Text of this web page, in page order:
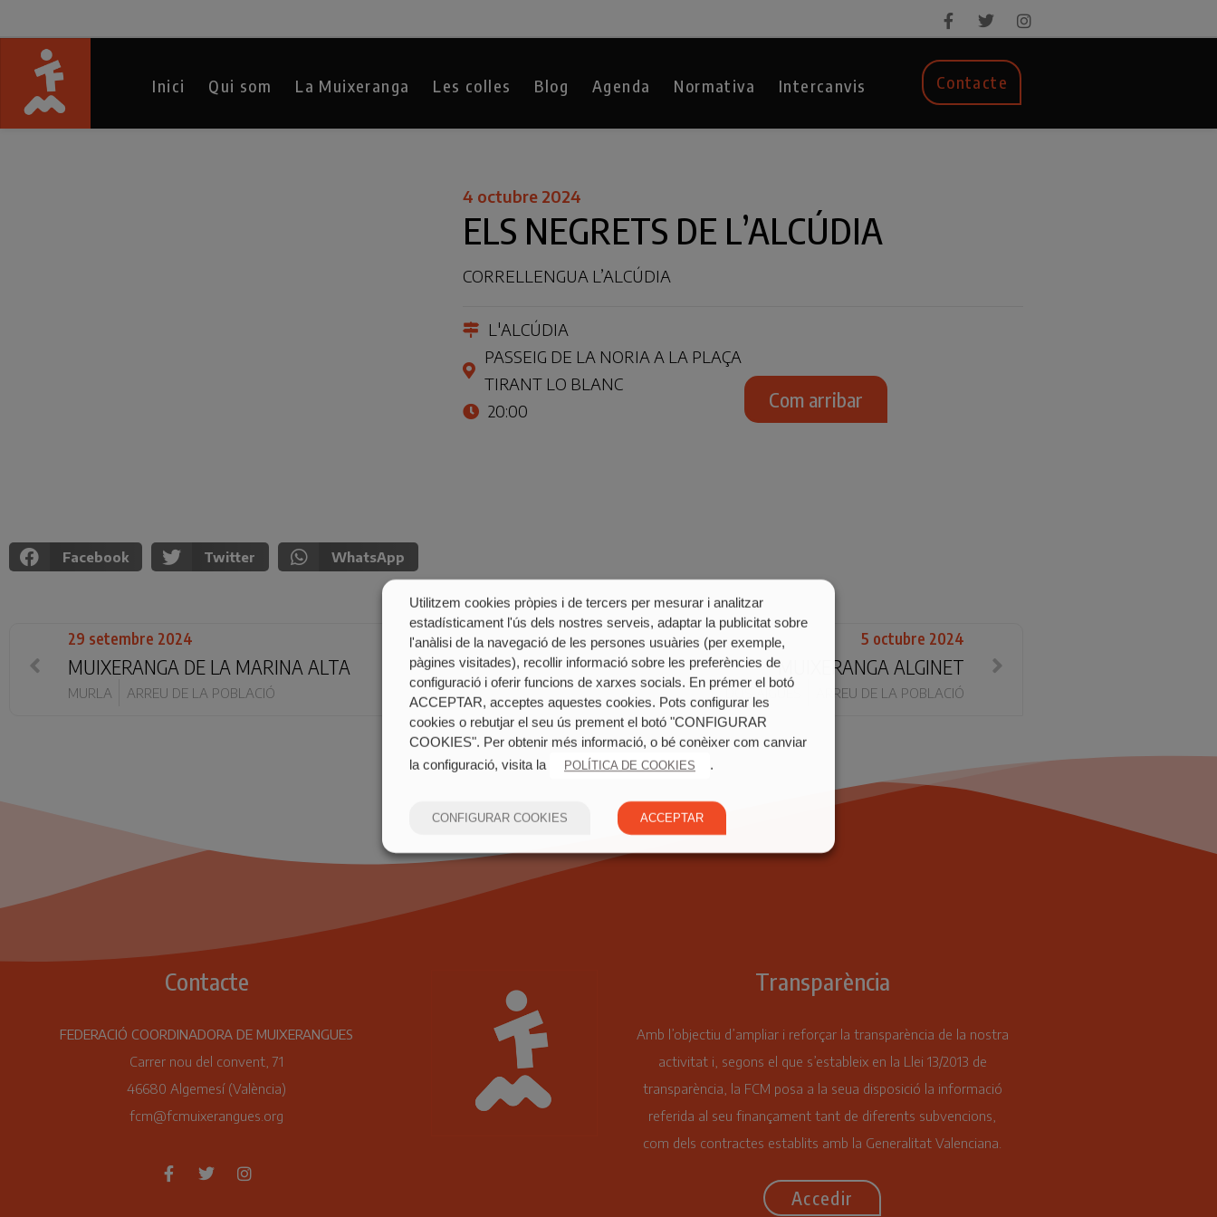
Inici Qui som La Muixeranga Les colles Blog Agenda Normativa Intercanvis Contacte
4 octubre 2024
ELS NEGRETS DE L’ALCÚDIA
CORRELLENGUA L’ALCÚDIA
L'ALCÚDIA
PASSEIG DE LA NORIA A LA PLAÇA
TIRANT LO BLANC
20:00
Com arribar
Facebook Twitter WhatsApp
29 setembre 2024
MUIXERANGA DE LA MARINA ALTA
MURLA ARREU DE LA POBLACIÓ
5 octubre 2024
MUIXERANGA ALGINET
DOS AIGÜES ARREU DE LA POBLACIÓ
Contacte
FEDERACIÓ COORDINADORA DE MUIXERANGUES
Carrer nou del convent, 71
46680 Algemesí (València)
fcm@fcmuixerangues.org
Transparència
Amb l’objectiu d’ampliar i reforçar la transparència de la nostra
activitat i, segons el que s’estableix en la Llei 13/2013 de
transparència, la FCM posa a la seua disposició la informació
referida al seu finançament tant de diferents subvencions,
com dels contractes establits amb la Generalitat Valenciana.
Accedir
Utilitzem cookies pròpies i de tercers per mesurar i analitzar
estadísticament l'ús dels nostres serveis, adaptar la publicitat sobre
l'anàlisi de la navegació de les persones usuàries (per exemple,
pàgines visitades), recollir informació sobre les preferències de
configuració i oferir funcions de xarxes socials. En prémer el botó
ACCEPTAR, acceptes aquestes cookies. Pots configurar les
cookies o rebutjar el seu ús prement el botó "CONFIGURAR
COOKIES". Per obtenir més informació, o bé conèixer com canviar
la configuració, visita la
POLÍTICA DE COOKIES .
CONFIGURAR COOKIES ACCEPTAR